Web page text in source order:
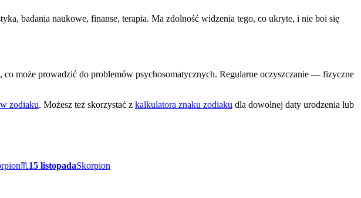
badania naukowe, finanse, terapia. Ma zdolność widzenia tego, co ukryte, i nie boi się
może prowadzić do problemów psychosomatycznych. Regularne oczyszczanie — fizyczne
zodiaku. Możesz też skorzystać z kalkulatora znaku zodiaku dla dowolnej daty urodzenia lub
♏ 15 listopadaSkorpion